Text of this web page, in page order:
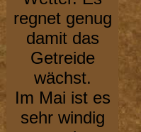
regnet genug
damit das
Getreide
wächst.
Im Mai ist es
sehr windig